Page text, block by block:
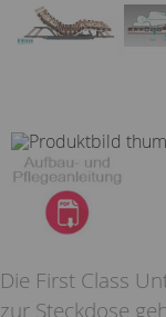
Die First Class
zur Steckdose